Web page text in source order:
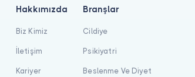
Hakkımızda
Biz Kimiz
İletişim
Kariyer
Branşlar
Cildiye
Psikiyatri
Beslenme Ve Diyet